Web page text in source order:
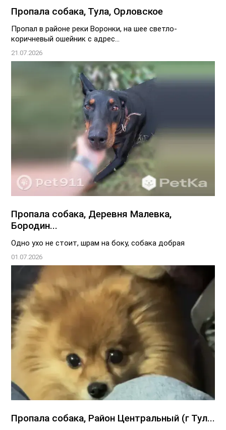
Пропала собака, Тула, Орловское
Пропал в районе реки Воронки, на шее светло-
коричневый ошейник с адрес...
21.07.2026
Пропала собака, Деревня Малевка,
Бородин...
Одно ухо не стоит, шрам на боку, собака добрая
01.07.2026
Пропала собака, Район Центральный (г Тул...